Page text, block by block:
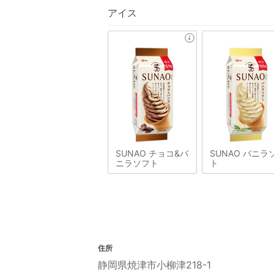
アイス
SUNAO チョコ&バ
ニラソフト
SUNAO バニラ
ト
住所
静岡県焼津市小柳津218-1